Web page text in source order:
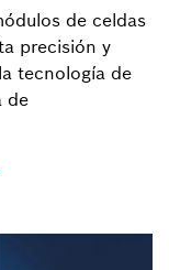
de celdas
precisión y
tecnología de
de